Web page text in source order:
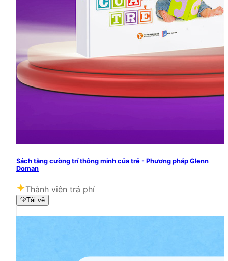
Sách tăng cường trí thông minh của trẻ - Phương pháp Glenn
Doman
Thành viên trả phí
Tải về